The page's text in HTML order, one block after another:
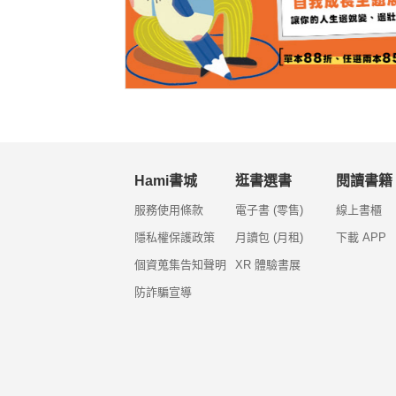
Hami書城
服務使用條款
隱私權保護政策
個資蒐集告知聲明
防詐騙宣導
逛書選書
電子書 (零售)
月讀包 (月租)
XR 體驗書展
閱讀書籍
線上書櫃
下載 APP